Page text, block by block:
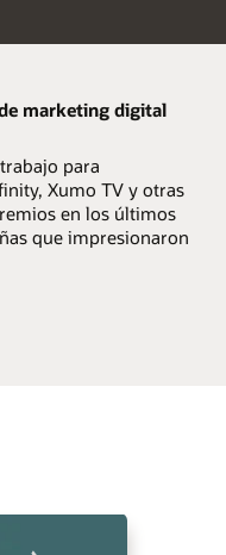
marketing digital
para
Xumo TV y otras
en los últimos
que impresionaron